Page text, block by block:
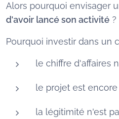
Alors pourquoi envisager
d'avoir lancé son activité ?
Pourquoi investir dans un
le chiffre d'affaires
le projet est
la légitimité n'est